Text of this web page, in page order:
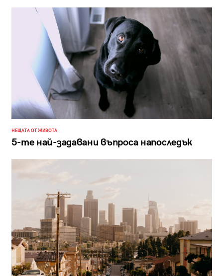
НЕЩАТА ОТ ЖИВОТА
5-те най-задавани въпроса напоследък